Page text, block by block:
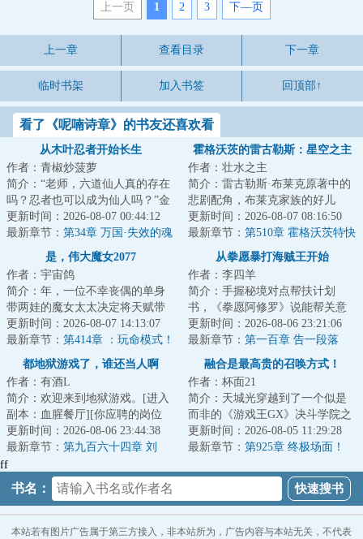
上一页 1 2 3 下—页
上一章 查看目录 下一章
临时书架 加入书签 回顶部↑
看了《呢喃诗章》的书友还喜欢看
从木叶忍者开始长生
作者：青椒炒菠萝
简介：“老师，六道仙人真的存在
吗？忍者也可以成为仙人吗？”金
色双马尾的纲手露出笑容，看着
刚刚毕业的...
更新时间：2026-08-07 00:44:12
最新章节： 第34章 万国·失效的魂
魂果实·三（8000字章节）
霍格沃茨的雷古勒斯：星空之主
作者：壮水之主
简介：雷古勒斯·布莱克原著中的
悲剧配角，布莱克家族的好儿
子，伏地魔的早期牺牲品。年，
他重新睁开眼，...
更新时间：2026-08-07 08:16:50
最新章节： 第510章 霍格沃茨特快
是，伟大魔女2077
作者：宇宙鸽
简介：年，一位不幸丧偶的单身
带两娃的魔女太太决定将天赋带
到魔女的主场……...
更新时间：2026-08-07 14:13:07
最新章节： 第414章 ：玩命模式！
从拳愿暴打海贼王开始
作者：李四羊
简介：手握秘境对点帮扶计划
书，《拳愿阿修罗》说能帮关意
攻略《海贼王》，关意起初是不
信的。直到他发现...
更新时间：2026-08-06 23:21:06
最新章节： 第一百章 告一段落
都地狱游戏了，谁还当人啊
作者：有酒L
简介：欢迎来到地狱游戏。[进入
副本：血腥餐厅][你应聘的岗位
是：外卖员][你的客户有：浑身散
发着尸臭的...
更新时间：2026-08-06 23:44:38
最新章节： 第九百六十四章 刘
正！你不是人！
融合是最高贵的召唤方式！
作者：杯面21
简介：天城光穿越到了一个似是
而非的《游戏王GX》决斗学院之
中。这里充斥着认为只有融合召
唤才是最高贵召...
更新时间：2026-08-05 11:29:28
最新章节： 第925章 终极场面！
ff
书名：
本站若有图片广告属于第三方接入，非本站所为，广告内容与本站无关，不代表